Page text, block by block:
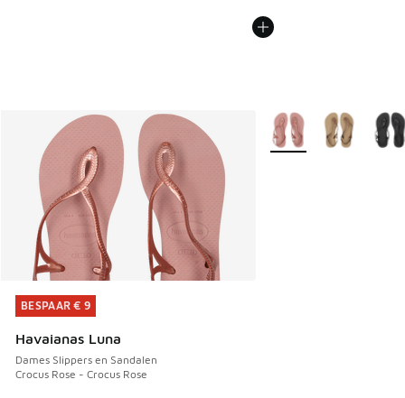
BESPAAR € 9
Havaianas Luna
Dames Slippers en Sandalen
Crocus Rose - Crocus Rose
BESPAAR € 9
Meer kleuren